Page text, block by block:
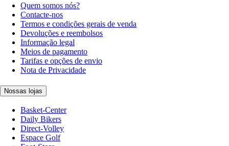
Quem somos nós?
Contacte-nos
Termos e condições gerais de venda
Devoluções e reembolsos
Informação legal
Meios de pagamento
Tarifas e opções de envio
Nota de Privacidade
Nossas lojas
Basket-Center
Daily Bikers
Direct-Volley
Espace Golf